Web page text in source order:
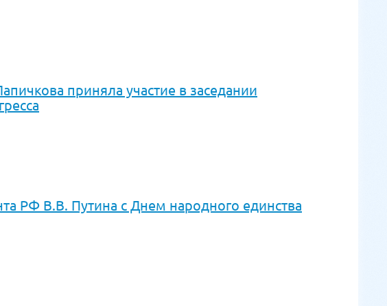
приняла участие в заседании
РФ В.В. Путина с Днем народного единства